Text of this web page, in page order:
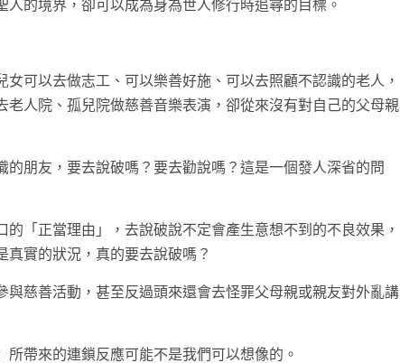
的境界，卻可以成為身為世人修行時追尋的目標。
可以去做志工、可以樂善好施、可以去照顧不認識的老人，
人院、孤兒院做慈善音樂表演，卻從來沒有對自己的父母親
朋友，要去說破嗎？要去勸說嗎？這是一個發人深省的問
「正當理由」，去說破說不定會產生意想不到的不良效果，
實的狀況，真的要去說破嗎？
慈善活動，甚至反過頭來還會去怪罪父母親或親友對外亂講
帶來的連鎖反應可能不是我們可以想像的。